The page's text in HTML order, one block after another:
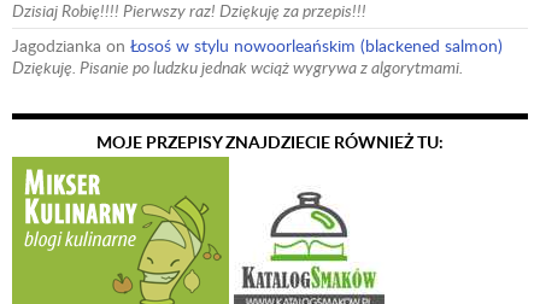
Dzisiaj Robię!!!! Pierwszy raz! Dziękuję za przepis!!!
Jagodzianka on Łosoś w stylu nowoorleańskim (blackened salmon)
Dziękuję. Pisanie po ludzku jednak wciąż wygrywa z algorytmami.
MOJE PRZEPISY ZNAJDZIECIE RÓWNIEŻ TU: